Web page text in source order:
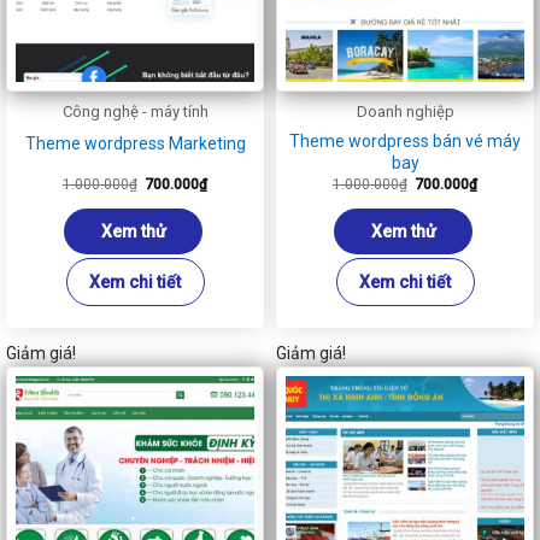
Công nghệ - máy tính
Theme wordpress Marketing
1.000.000₫ Giá
là:
1.000.000₫.
700.000₫Giá
hiện
Xem thử
Xem chi tiết
Doanh nghiệp
Theme wordpress bán vé máy
bay
1.000.000₫ Giá
là:
1.000.000₫.
700.000₫Giá
hiện
Xem thử
Xem chi tiết
Giảm giá! Giảm giá!